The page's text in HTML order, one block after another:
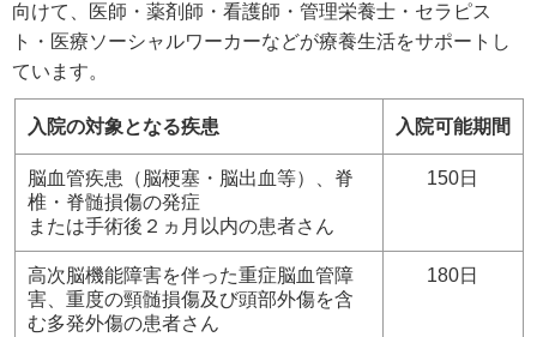
向けて、医師・薬剤師・看護師・管理栄養士・セラピス
ト・医療ソーシャルワーカーなどが療養生活をサポートし
ています。
入院の対象となる疾患 入院可能期間
脳血管疾患（脳梗塞・脳出血等）、脊
椎・脊髄損傷の発症
または手術後２ヵ月以内の患者さん
150日
高次脳機能障害を伴った重症脳血管障
害、重度の頸髄損傷及び頭部外傷を含
む多発外傷の患者さん
180日